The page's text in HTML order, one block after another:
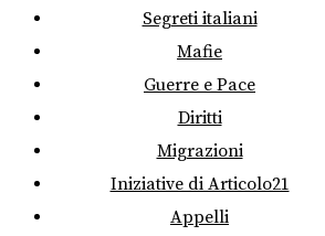
Segreti italiani
Mafie
Guerre e Pace
Diritti
Migrazioni
Iniziative di Articolo21
Appelli